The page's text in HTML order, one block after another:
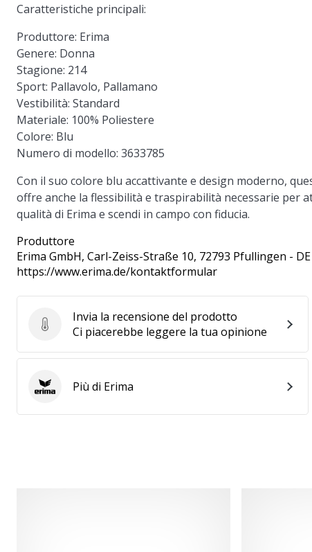
Caratteristiche principali:
Produttore: Erima
Genere: Donna
Stagione: 214
Sport: Pallavolo, Pallamano
Vestibilità: Standard
Materiale: 100% Poliestere
Colore: Blu
Numero di modello: 3633785
Con il suo colore blu accattivante e design moderno,
offre anche la flessibilità e traspirabilità necessarie per
qualità di Erima e scendi in campo con fiducia.
Produttore
Erima GmbH, Carl-Zeiss-Straße 10, 72793 Pfullingen - DE
https://www.erima.de/kontaktformular
Invia la recensione del prodotto
Invia la recensione del prodotto
Ci piacerebbe leggere la tua opinione
ErimaPiù di Erima